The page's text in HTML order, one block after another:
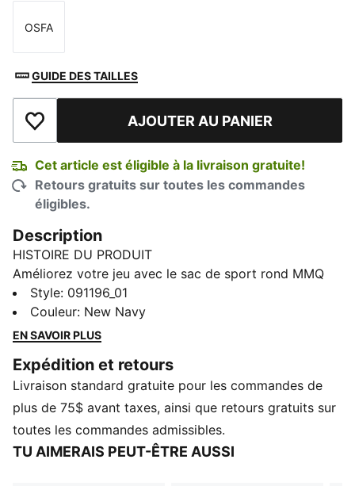
Taille
OSFA
GUIDE DES TAILLES
Ajouter à la liste de souhaits
AJOUTER AU PANIER
Cet article est éligible à la livraison gratuite!
Retours gratuits sur toutes les commandes
éligibles.
Description
HISTOIRE DU PRODUIT
Améliorez votre jeu avec le sac de sport rond MMQ
de PUMA. Doté d’un élégant logo PUMA Cat brodé, de
plusieurs poches à fermeture éclair et d’une
bandoulière ajustable, ce sac combine une esthétique
un mélange ultime de fonctionnalité et de style.
CARACTÉRISTIQUES ET AVANTAGES
Contient au moins 50 % de matière recyclée
DÉTAILS
Fermeture éclair dans le compartiment principal avec
Style: 091196_01
Couleur: New Navy
EN SAVOIR PLUS
Expédition et retours
Livraison standard gratuite pour les commandes de
plus de 75$ avant taxes, ainsi que retours gratuits sur
toutes les commandes admissibles.
TU AIMERAIS PEUT-ÊTRE AUSSI